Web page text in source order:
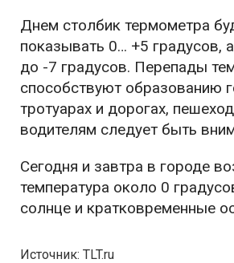
Днем столбик термометра
показывать 0… +5 градусов,
до -7 градусов. Перепады
способствуют образованию
тротуарах и дорогах,
водителям следует быть
Сегодня и завтра в городе
температура около 0
солнце и кратковременные
Источник: TLT.ru